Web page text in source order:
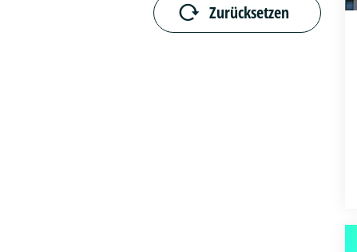
Zurücksetzen